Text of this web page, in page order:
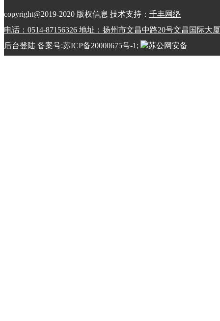
copyright@2019-2020 版权信息 技术支持： 千丰网络
电话：0514-87156326 地址：扬州市文昌中路20号文昌国际大厦
后台登陆 备案号:苏ICP备20000675号-1;
苏公网安备